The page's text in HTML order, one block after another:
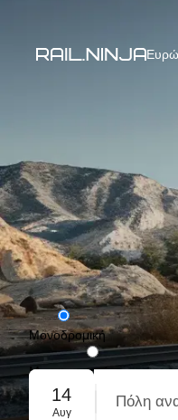
Μονοδρομική
Με επιστροφή
Ομαδική κράτηση
14
Αυγ
Πόλη